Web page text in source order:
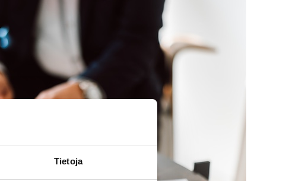
Tietoja